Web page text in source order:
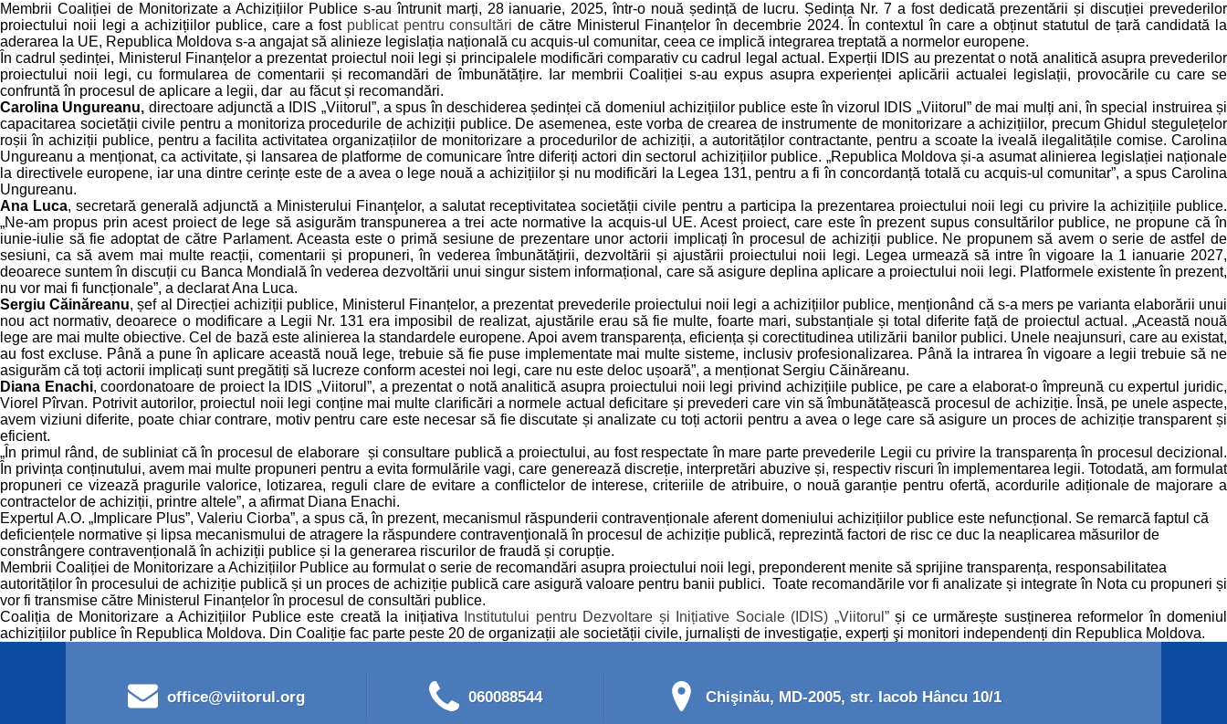
Membrii Coaliției de Monitorizate a Achizițiilor Publice s-au întrunit marți, 28 ianuarie, 2025, într-o nouă ședință de lucru. Ședința Nr. 7 a fost dedicată prezentării și discuției prevederilor
proiectului noii legi a achizițiilor publice, care a fost publicat pentru consultări de către Ministerul Finanțelor în decembrie 2024. În contextul în care a obținut statutul de țară candidată la
aderarea la UE, Republica Moldova s-a angajat să alinieze legislația națională cu acquis-ul comunitar, ceea ce implică integrarea treptată a normelor europene.
În cadrul ședinței, Ministerul Finanțelor a prezentat proiectul noii legi și principalele modificări comparativ cu cadrul legal actual. Experții IDIS au prezentat o notă analitică asupra prevederilor
proiectului noii legi, cu formularea de comentarii și recomandări de îmbunătățire. Iar membrii Coaliției s-au expus asupra experienței aplicării actualei legislații, provocările cu care se
confruntă în procesul de aplicare a legii, dar au făcut și recomandări.
Carolina Ungureanu, directoare adjunctă a IDIS „Viitorul”, a spus în deschiderea ședinței că domeniul achizițiilor publice este în vizorul IDIS „Viitorul” de mai mulți ani, în special instruirea și
capacitarea societății civile pentru a monitoriza procedurile de achiziții publice. De asemenea, este vorba de crearea de instrumente de monitorizare a achizițiilor, precum Ghidul stegulețelor
roșii în achiziții publice, pentru a facilita activitatea organizațiilor de monitorizare a procedurilor de achiziții, a autorităților contractante, pentru a scoate la iveală ilegalitățile comise. Carolina
Ungureanu a menționat, ca activitate, și lansarea de platforme de comunicare între diferiți actori din sectorul achizițiilor publice. „Republica Moldova și-a asumat alinierea legislației naționale
la directivele europene, iar una dintre cerințe este de a avea o lege nouă a achizițiilor și nu modificări la Legea 131, pentru a fi în concordanță totală cu acquis-ul comunitar”, a spus Carolina
Ungureanu.
Ana Luca, secretară generală adjunctă a Ministerului Finanţelor, a salutat receptivitatea societății civile pentru a participa la prezentarea proiectului noii legi cu privire la achizițiile publice.
„Ne-am propus prin acest proiect de lege să asigurăm transpunerea a trei acte normative la acquis-ul UE. Acest proiect, care este în prezent supus consultărilor publice, ne propune că în
iunie-iulie să fie adoptat de către Parlament. Aceasta este o primă sesiune de prezentare unor actorii implicați în procesul de achiziții publice. Ne propunem să avem o serie de astfel de
sesiuni, ca să avem mai multe reacții, comentarii și propuneri, în vederea îmbunătățirii, dezvoltării și ajustării proiectului noii legi. Legea urmează să intre în vigoare la 1 ianuarie 2027,
deoarece suntem în discuții cu Banca Mondială în vederea dezvoltării unui singur sistem informațional, care să asigure deplina aplicare a proiectului noii legi. Platformele existente în prezent,
nu vor mai fi funcționale”, a declarat Ana Luca.
Sergiu Căinăreanu, șef al Direcției achiziții publice, Ministerul Finanțelor, a prezentat prevederile proiectului noii legi a achizițiilor publice, menționând că s-a mers pe varianta elaborării unui
nou act normativ, deoarece o modificare a Legii Nr. 131 era imposibil de realizat, ajustările erau să fie multe, foarte mari, substanțiale și total diferite față de proiectul actual. „Această nouă
lege are mai multe obiective. Cel de bază este alinierea la standardele europene. Apoi avem transparența, eficiența și corectitudinea utilizării banilor publici. Unele neajunsuri, care au existat,
au fost excluse. Până a pune în aplicare această nouă lege, trebuie să fie puse implementate mai multe sisteme, inclusiv profesionalizarea. Până la intrarea în vigoare a legii trebuie să ne
asigurăm că toți actorii implicați sunt pregătiți să lucreze conform acestei noi legi, care nu este deloc ușoară”, a menționat Sergiu Căinăreanu.
Diana Enachi, coordonatoare de proiect la IDIS „Viitorul”, a prezentat o notă analitică asupra proiectului noii legi privind achizițiile publice, pe care a elaborat-o împreună cu expertul juridic,
Viorel Pîrvan. Potrivit autorilor, proiectul noii legi conține mai multe clarificări a normele actual deficitare și prevederi care vin să îmbunătățească procesul de achiziție. Însă, pe unele aspecte,
avem viziuni diferite, poate chiar contrare, motiv pentru care este necesar să fie discutate și analizate cu toți actorii pentru a avea o lege care să asigure un proces de achiziție transparent și
eficient.
„În primul rând, de subliniat că în procesul de elaborare și consultare publică a proiectului, au fost respectate în mare parte prevederile Legii cu privire la transparența în procesul decizional.
În privința conținutului, avem mai multe propuneri pentru a evita formulările vagi, care generează discreție, interpretări abuzive și, respectiv riscuri în implementarea legii. Totodată, am formulat
propuneri ce vizează pragurile valorice, lotizarea, reguli clare de evitare a conflictelor de interese, criteriile de atribuire, o nouă garanție pentru ofertă, acordurile adiționale de majorare a
contractelor de achiziții, printre altele”, a afirmat Diana Enachi.
Expertul A.O. „Implicare Plus”, Valeriu Ciorba”, a spus că, în prezent, mecanismul răspunderii contravenționale aferent domeniului achizițiilor publice este nefuncțional. Se remarcă faptul că
deficiențele normative și lipsa mecanismului de atragere la răspundere contravenţională în procesul de achiziție publică, reprezintă factori de risc ce duc la neaplicarea măsurilor de
constrângere contravențională în achiziții publice și la generarea riscurilor de fraudă și corupție.
Membrii Coaliției de Monitorizare a Achizițiilor Publice au formulat o serie de recomandări asupra proiectului noii legi, preponderent menite să sprijine transparența, responsabilitatea
autorităților în procesului de achiziție publică și un proces de achiziție publică care asigură valoare pentru banii publici. Toate recomandările vor fi analizate și integrate în Nota cu propuneri și
vor fi transmise către Ministerul Finanțelor în procesul de consultări publice.
Coaliția de Monitorizare a Achizițiilor Publice este creată la inițiativa
Institutului pentru Dezvoltare și Inițiative Sociale (IDIS) „Viitorul”și ce urmărește susținerea reformelor în domeniul
achizițiilor publice în Republica Moldova. Din Coaliție fac parte peste 20 de organizații ale societății civile, jurnaliști de investigație, experți şi monitori independenți din Republica Moldova.
office@viitorul.org 060088544 Chişinău, MD-2005, str. Iacob Hâncu 10/1